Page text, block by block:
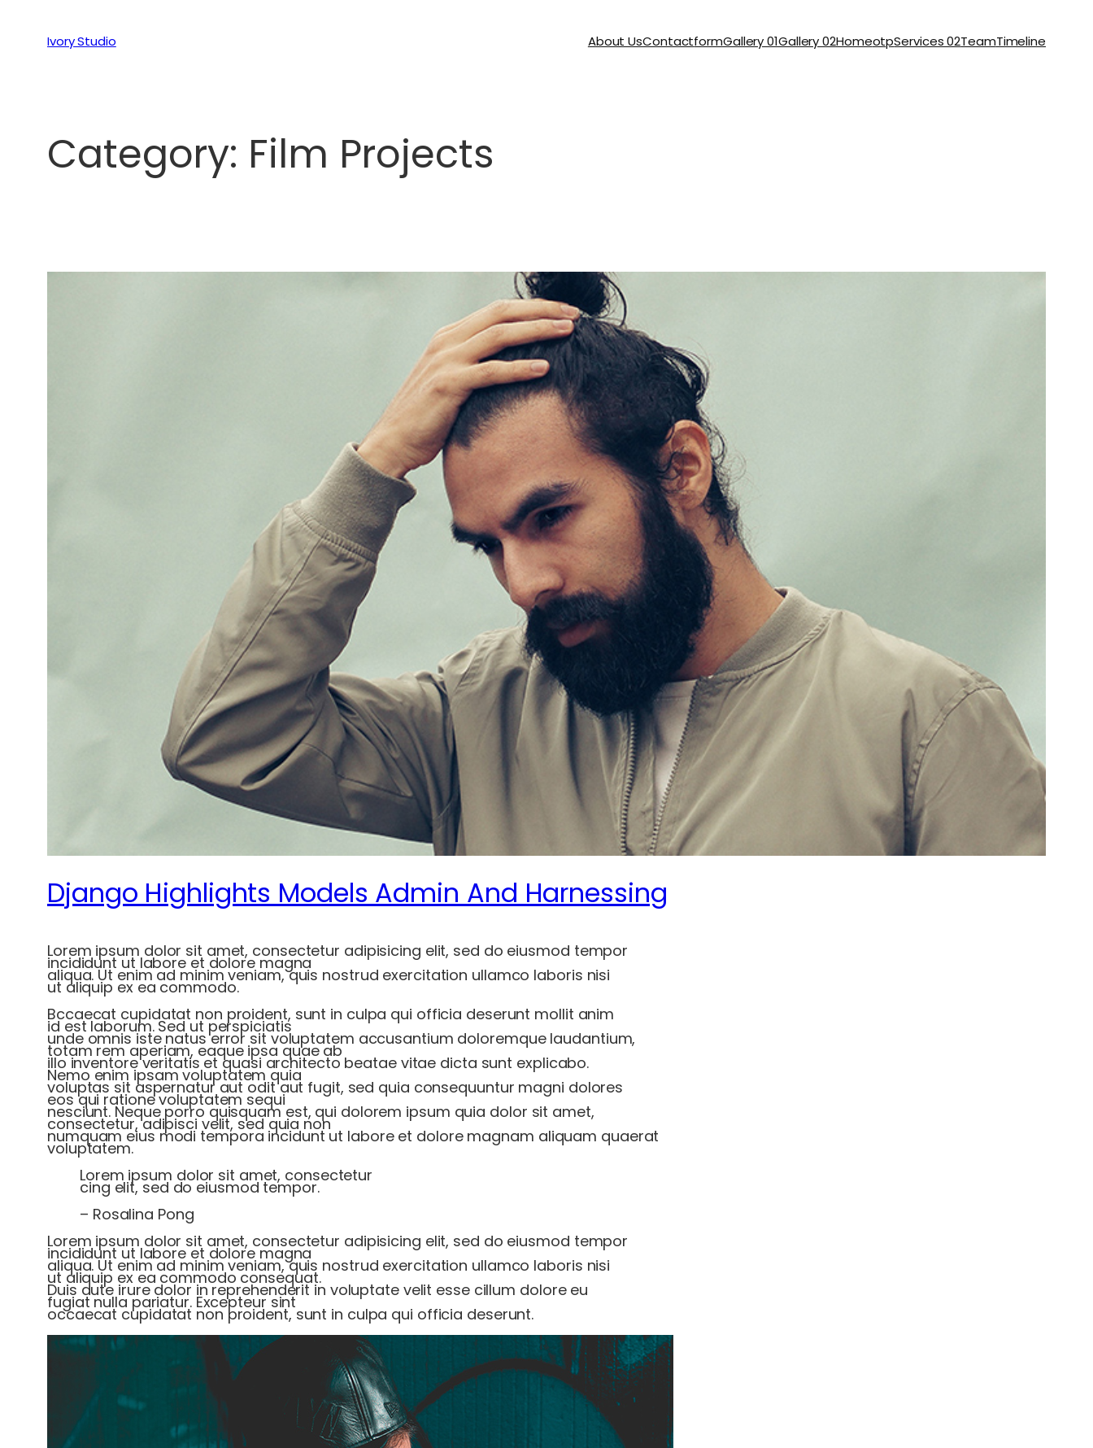
Ivory Studio About UsContactformGallery 01Gallery 02HomeotpServices 02TeamTimeline
Category: Film Projects
Django Highlights Models Admin And Harnessing
Lorem ipsum dolor sit amet, consectetur adipisicing elit, sed do eiusmod tempor
incididunt ut labore et dolore magna
aliqua. Ut enim ad minim veniam, quis nostrud exercitation ullamco laboris nisi
ut aliquip ex ea commodo.
Bccaecat cupidatat non proident, sunt in culpa qui officia deserunt mollit anim
id est laborum. Sed ut perspiciatis
unde omnis iste natus error sit voluptatem accusantium doloremque laudantium,
totam rem aperiam, eaque ipsa quae ab
illo inventore veritatis et quasi architecto beatae vitae dicta sunt explicabo.
Nemo enim ipsam voluptatem quia
voluptas sit aspernatur aut odit aut fugit, sed quia consequuntur magni dolores
eos qui ratione voluptatem sequi
nesciunt. Neque porro quisquam est, qui dolorem ipsum quia dolor sit amet,
consectetur, adipisci velit, sed quia non
numquam eius modi tempora incidunt ut labore et dolore magnam aliquam quaerat
voluptatem.
Lorem ipsum dolor sit amet, consectetur
cing elit, sed do eiusmod tempor.
– Rosalina Pong
Lorem ipsum dolor sit amet, consectetur adipisicing elit, sed do eiusmod tempor
incididunt ut labore et dolore magna
aliqua. Ut enim ad minim veniam, quis nostrud exercitation ullamco laboris nisi
ut aliquip ex ea commodo consequat.
Duis aute irure dolor in reprehenderit in voluptate velit esse cillum dolore eu
fugiat nulla pariatur. Excepteur sint
occaecat cupidatat non proident, sunt in culpa qui officia deserunt.